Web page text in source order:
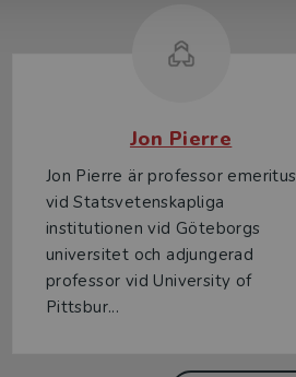
Jon Pierre
Jon Pierre är professor emeritus
vid Statsvetenskapliga
institutionen vid Göteborgs
universitet och adjungerad
professor vid University of
Pittsbur...